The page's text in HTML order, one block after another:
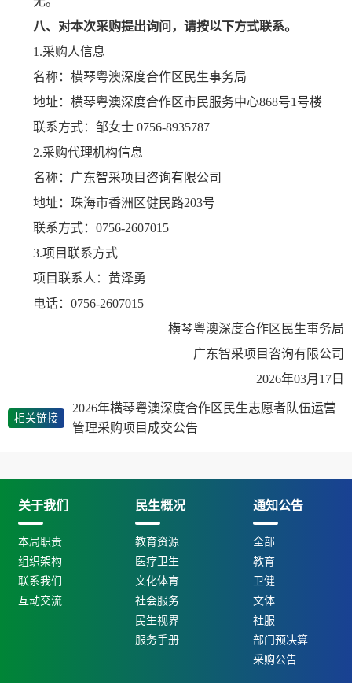
八、 对本次采购提出询问，请按以下方式联系。
1.采购人信息
名称：横琴粤澳深度合作区民生事务局
地址：横琴粤澳深度合作区市民服务中心868号1号楼
联系方式：邹女士 0756-8935787
2.采购代理机构信息
名称：广东智采项目咨询有限公司
地址：珠海市香洲区健民路203号
联系方式：0756-2607015
3.项目联系方式
项目联系人：黄泽勇
电话：0756-2607015
横琴粤澳深度合作区民生事务局
广东智采项目咨询有限公司
2026年03月17日
相关链接
2026年横琴粤澳深度合作区民生志愿者队伍运营
管理采购项目成交公告
关于我们
本局职责
组织架构
联系我们
互动交流
民生概况
教育资源
医疗卫生
文化体育
社会服务
民生视界
服务手册
通知公告
全部
教育
卫健
文体
社服
部门预决算
采购公告